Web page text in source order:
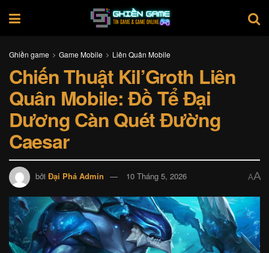
Ghiền game Game Mobile Liên Quân Mobile
Chiến Thuật Kil’Groth Liên
Quân Mobile: Đồ Tể Đại
Dương Càn Quét Đường
Caesar
bởi Đại Phá Admin 10 Tháng 5, 2026 AA